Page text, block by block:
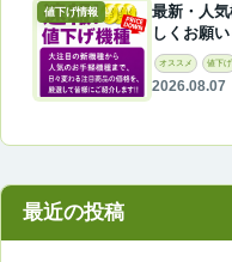
値下げ情報
最新・人
しくお願
オススメ 値下げ
2026.08.07
最近の投稿